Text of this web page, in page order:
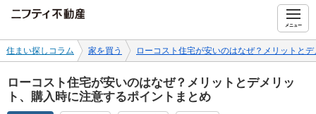
メニュー
住まい探しコラム 家を買う ローコスト住宅が安いのはなぜ？メリットと
ローコスト住宅が安いのはなぜ？メリットとデメリッ
ト、購入時に注意するポイントまとめ